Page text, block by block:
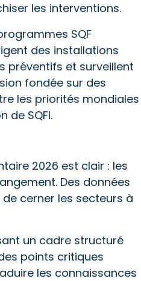
les interventions.
SQF
des installations
préventifs et surveillent
fondée sur des
les priorités mondiales
de SQFI.
2026 est clair : les
Des données
cerner les secteurs à
un cadre structuré
points critiques
les connaissances